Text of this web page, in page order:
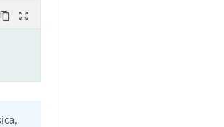
content_copy zoom_out_map